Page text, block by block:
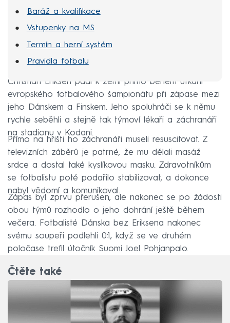
Baráž a kvalifikace
Vstupenky na MS
Termín a herní systém
Pravidla fotbalu
Christian Eriksen padl k zemi přímo během utkání
evropského fotbalového šampionátu při zápase mezi
jeho Dánskem a Finskem. Jeho spoluhráči se k němu
rychle seběhli a stejně tak týmoví lékaři a záchranáři
na stadionu v Kodani.
Přímo na hřišti ho záchranáři museli resuscitovat. Z
televizních záběrů je patrné, že mu dělali masáž
srdce a dostal také kyslíkovou masku. Zdravotníkům
se fotbalistu poté podařilo stabilizovat, a dokonce
nabyl vědomí a komunikoval.
Zápas byl zprvu přerušen, ale nakonec se po žádosti
obou týmů rozhodlo o jeho dohrání ještě během
večera. Fotbalisté Dánska bez Eriksena nakonec
svému soupeři podlehli 0:1, když se ve druhém
poločase trefil útočník Suomi Joel Pohjanpalo.
Čtěte také